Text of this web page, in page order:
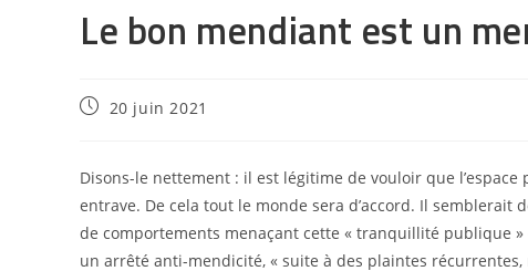
Le bon mendiant est un
20 juin 2021
Disons-le nettement : il est légitime de vouloir que
entrave. De cela tout le monde sera d’accord. Il
de comportements menaçant cette « tranquillité publique
un arrêté anti-mendicité, « suite à des plaintes